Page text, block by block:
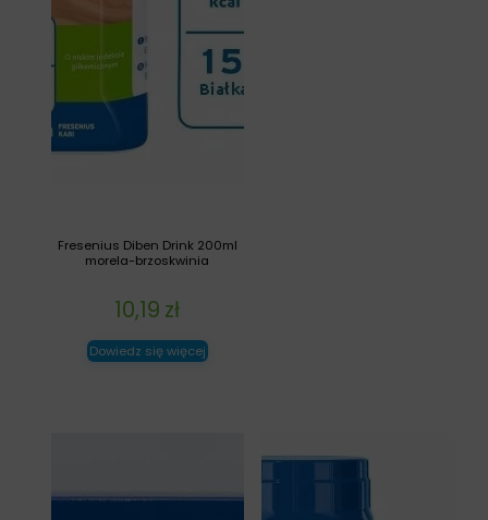
Fresenius Diben Drink 200ml
morela-brzoskwinia
10,19 zł
Dowiedz się więcej